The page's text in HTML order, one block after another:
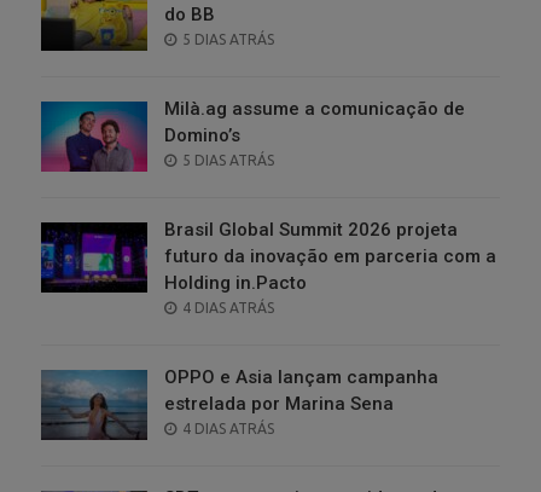
do BB
POSTED
5 DIAS ATRÁS
Milà.ag assume a comunicação de
Domino’s
POSTED
5 DIAS ATRÁS
Brasil Global Summit 2026 projeta
futuro da inovação em parceria com a
Holding in.Pacto
POSTED
4 DIAS ATRÁS
OPPO e Asia lançam campanha
estrelada por Marina Sena
POSTED
4 DIAS ATRÁS